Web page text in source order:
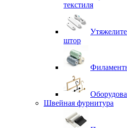
текстиля
штор
Швейная фурнитура